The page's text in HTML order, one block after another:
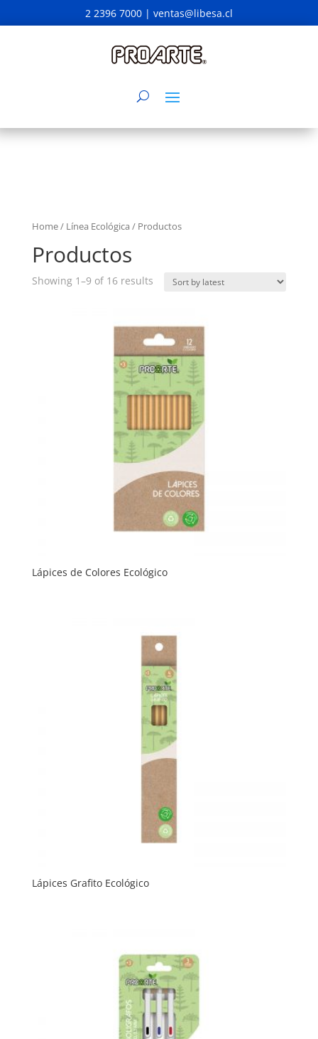
2 2396 7000 | ventas@libesa.cl
Home/ Línea Ecológica / Productos
Productos
Showing 1–9 of 16 results
Lápices de Colores Ecológico
Lápices Grafito Ecológico